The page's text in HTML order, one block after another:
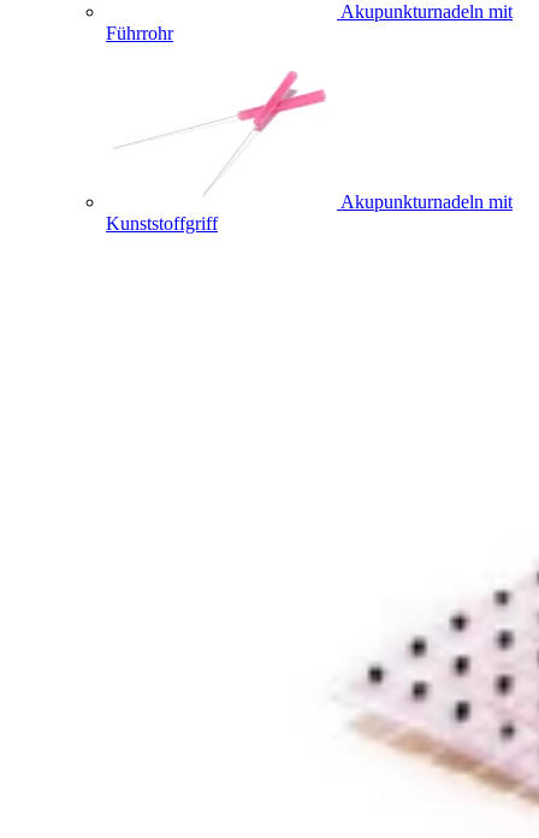
Akupunkturnadeln mit
Führrohr
Akupunkturnadeln mit
Kunststoffgriff